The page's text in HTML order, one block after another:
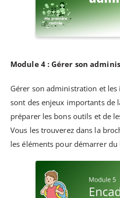
Module 4 : Gérer son
Gérer son administration et
sont des enjeux importants de
préparer les bons outils et de
Vous les trouverez dans la
les éléments pour démarrer du